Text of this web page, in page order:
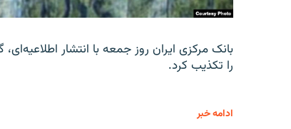
را تکذیب کرد.
ادامه خبر